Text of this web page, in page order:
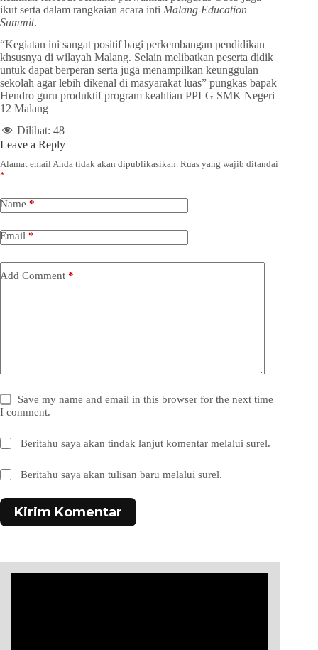
ikut serta dalam rangkaian acara inti Malang Education
Summit.
“Kegiatan ini sangat positif bagi perkembangan pendidikan
khsusnya di wilayah Malang. Selain melibatkan peserta didik
untuk dapat berperan serta juga menampilkan keunggulan
sekolah agar lebih dikenal di masyarakat luas” pungkas bapak
Hendro guru produktif program keahlian PPLG SMK Negeri
12 Malang
Dilihat: 48
Leave a Reply
Alamat email Anda tidak akan dipublikasikan. Ruas yang wajib ditandai
*
Name *
Email *
Add Comment *
Save my name and email in this browser for the next time
I comment.
Beritahu saya akan tindak lanjut komentar melalui surel.
Beritahu saya akan tulisan baru melalui surel.
Kirim Komentar